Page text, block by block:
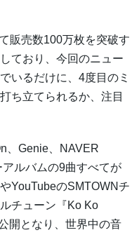
販売数100万枚を突破す
ており、今回のニュー
いるだけに、4度目のミ
ち立てられるか、注目
、Genie、NAVER
ルバムの9曲すべてが
YouTubeのSMTOWNチ
チューン『Ko Ko
開となり、世界中の音